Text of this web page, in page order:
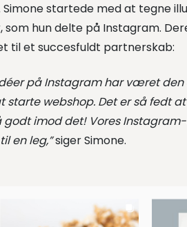
startede med at tegne
hun delte på Instagram.
til et succesfuldt partnerskab:
på Instagram har været den
webshop. Det er så fedt
imod det! Vores
en leg,”siger Simone.